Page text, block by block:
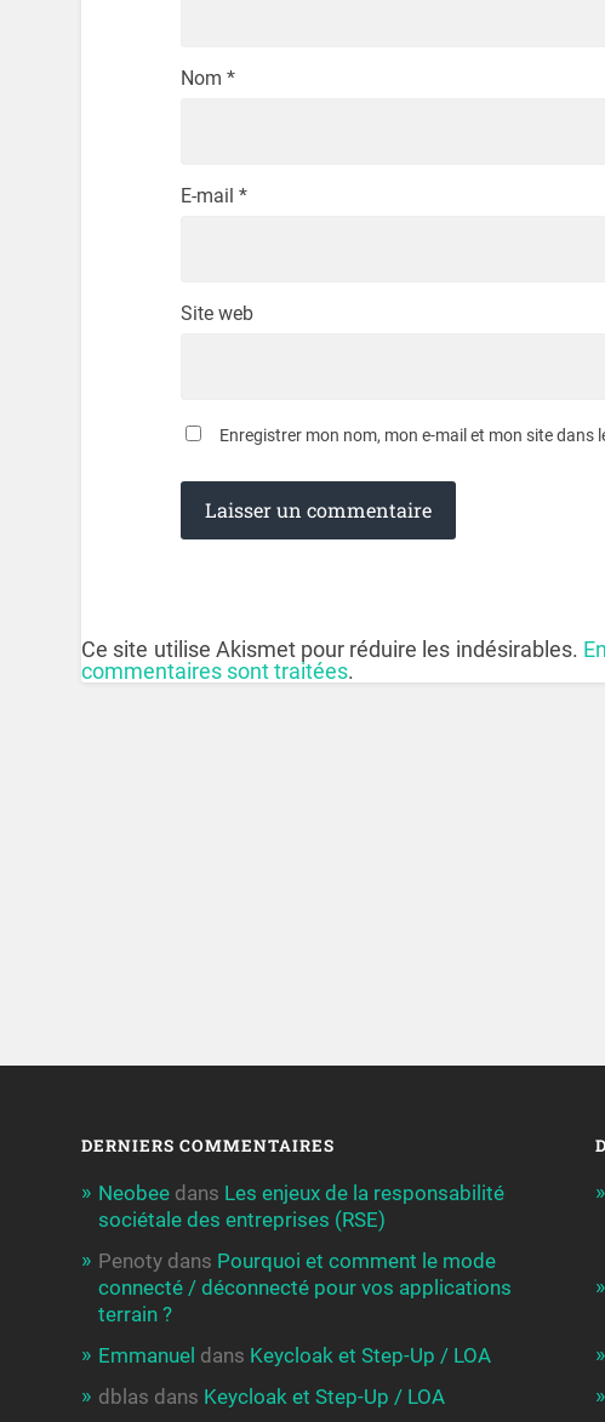
Nom *
E-mail *
Site web
Enregistrer mon nom, mon e-mail et mon site
Ce site utilise Akismet pour réduire les indésirables.
commentaires sont traitées.
DERNIERS COMMENTAIRES
Neobee dans Les enjeux de la responsabilité
sociétale des entreprises (RSE)
Penoty dans Pourquoi et comment le mode
connecté / déconnecté pour vos applications
terrain ?
Emmanuel dans Keycloak et Step-Up / LOA
dblas dans Keycloak et Step-Up / LOA